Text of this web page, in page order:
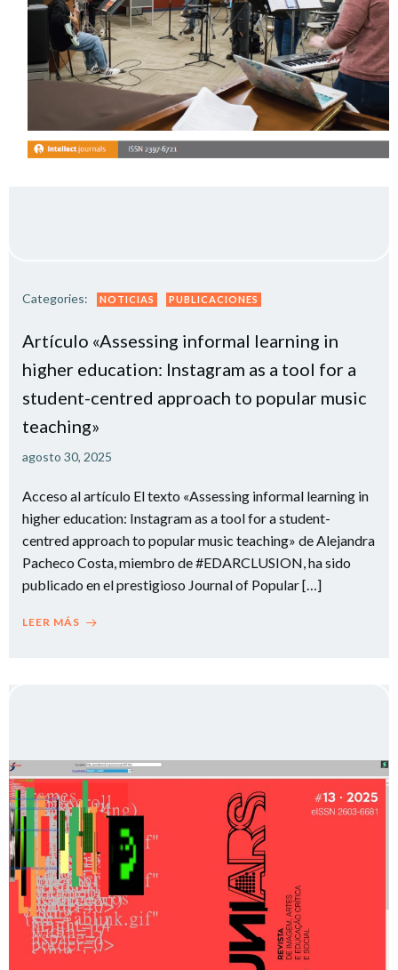
Categories: NOTICIAS PUBLICACIONES
Artículo «Assessing informal learning in
higher education: Instagram as a tool for a
student-centred approach to popular music
teaching»
agosto 30, 2025
Acceso al artículo El texto «Assessing informal learning in
higher education: Instagram as a tool for a student-
centred approach to popular music teaching» de Alejandra
Pacheco Costa, miembro de #EDARCLUSION, ha sido
publicado en el prestigioso Journal of Popular […]
LEER MÁS